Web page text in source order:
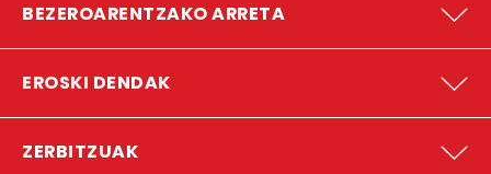
BEZEROARENTZAKO ARRETA
EROSKI DENDAK
ZERBITZUAK